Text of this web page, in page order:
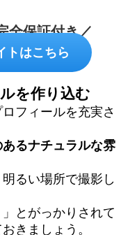
全保証付き／
トはこちら
を作り込む
フィールを充実さ
るナチュラルな雰
るい場所で撮影し
とがっかりされて
きましょう。